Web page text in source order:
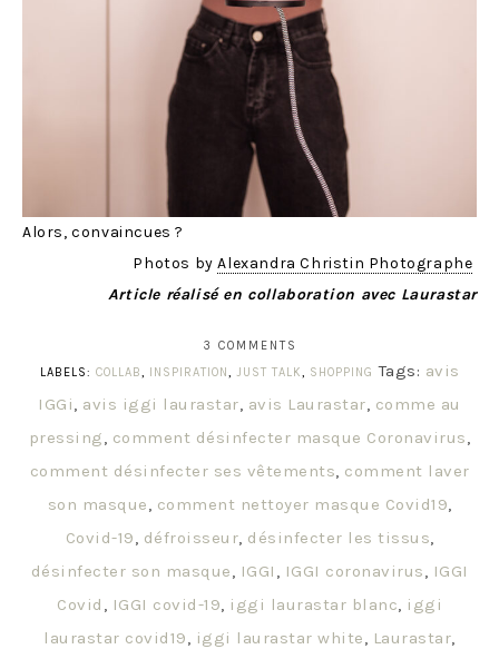
Alors, convaincues ?
Photos byAlexandra Christin Photographe
Article réalisé en collaboration avec Laurastar
3 COMMENTS
LABELS: COLLAB, INSPIRATION, JUST TALK, SHOPPING Tags: avis
IGGi, avis iggi laurastar, avis Laurastar, comme au
pressing, comment désinfecter masque Coronavirus,
comment désinfecter ses vêtements, comment laver
son masque, comment nettoyer masque Covid19,
Covid-19, défroisseur, désinfecter les tissus,
désinfecter son masque, IGGI , IGGI coronavirus, IGGI
Covid , IGGI covid-19, iggi laurastar blanc, iggi
laurastar covid19, iggi laurastar white, Laurastar,